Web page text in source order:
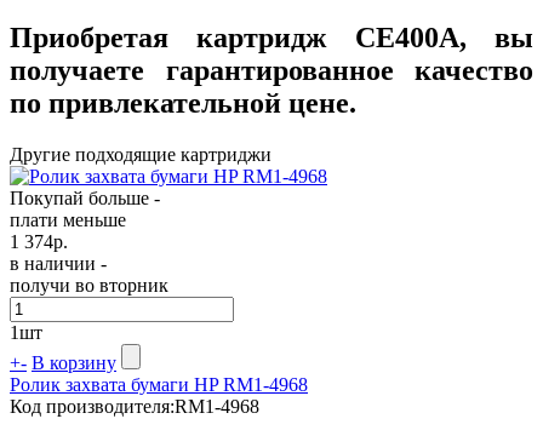
Приобретая картридж CE400A, вы
получаете гарантированное качество
по привлекательной цене.
Другие подходящие картриджи
Покупай больше -
плати меньше
1 374р.
в наличии -
получи во вторник
1шт
+- В корзину
Ролик захвата бумаги HP RM1-4968
Код производителя:RM1-4968